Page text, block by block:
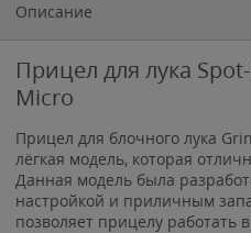
Описание
Прицел для лука
Micro
Прицел для блочного лука
лёгкая модель, которая
Данная модель была
настройкой и приличным
позволяет прицелу работать